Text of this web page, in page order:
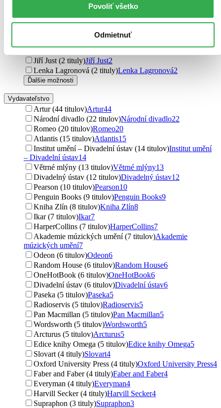
Povoliť všetko
Odmietnuť
Friedrich Durrenmatt (2 tituly)Friedrich Durrenmatt
Martin Lukeš (2 tituly)Martin Lukeš2
Renáta Fučíková (2 tituly) Renáta Fučíková
Jiří Just (2 tituly)Jiří Just2
Lenka Lagronová (2 tituly)Lenka Lagronová2
Ďalšie možnosti
Vydavateľstvo
Artur (44 titulov)Artur44
Národní divadlo (22 titulov)Národní divadlo22
Romeo (20 titulov)Romeo20
Atlantis (15 titulov)Atlantis15
Institut umění – Divadelní ústav (14 titulov)Institut umění
– Divadelní ústav14
Větrné mlýny (13 titulov)Větrné mlýny13
Divadelný ústav (12 titulov)Divadelný ústav12
Pearson (10 titulov)Pearson10
Penguin Books (9 titulov)Penguin Books9
Kniha Zlín (8 titulov)Kniha Zlín8
Ikar (7 titulov)Ikar7
HarperCollins (7 titulov)HarperCollins7
Akademie múzických umění (7 titulov)Akademie
múzických umění7
Odeon (6 titulov)Odeon6
Random House (6 titulov)Random House6
OneHotBook (6 titulov)OneHotBook6
Divadelní ústav (6 titulov)Divadelní ústav6
Paseka (5 titulov)Paseka5
Radioservis (5 titulov)Radioservis5
Pan Macmillan (5 titulov)Pan Macmillan5
Wordsworth (5 titulov)Wordsworth5
Arcturus (5 titulov)Arcturus5
Edice knihy Omega (5 titulov)Edice knihy Omega5
Slovart (4 tituly)Slovart4
Oxford University Press (4 tituly)Oxford University Press4
Faber and Faber (4 tituly)Faber and Faber4
Everyman (4 tituly)Everyman4
Harvill Secker (4 tituly)Harvill Secker4
Supraphon (3 tituly)Supraphon3